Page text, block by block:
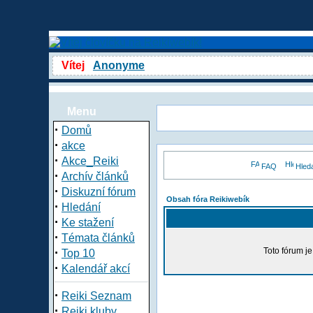
Vítej Anonyme
Menu
· Domů
· akce
· Akce_Reiki
· Archív článků
· Diskuzní fórum
· Hledání
· Ke stažení
· Témata článků
· Top 10
· Kalendář akcí
· Reiki Seznam
FAQ
Obsah fóra Reikiwebík
Toto fórum